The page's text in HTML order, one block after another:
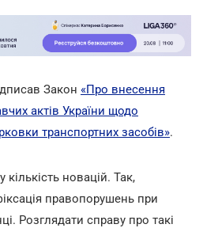
Закон «Про внесення
актів України щодо
транспортних засобів».
новацій. Так,
правопорушень при
Розглядати справу про такі